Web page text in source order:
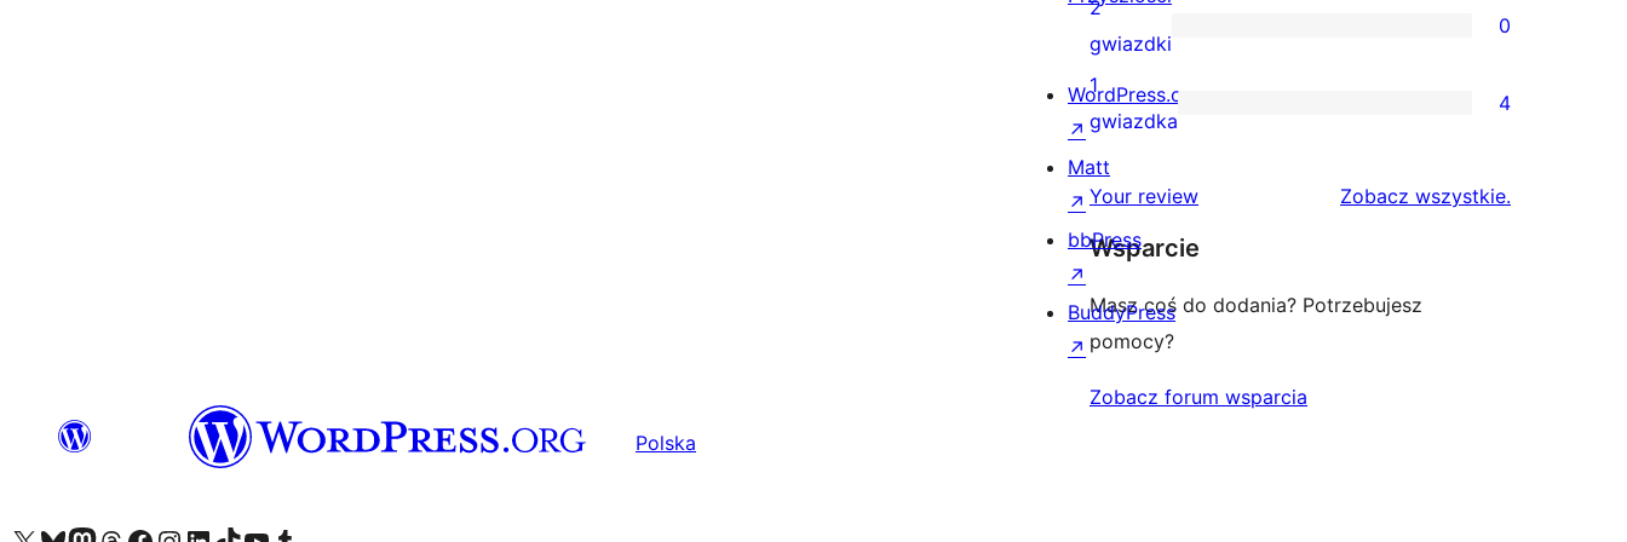
3-
gwiazdkowych
0
recenzji
2-
2
gwiazdki
0
4
recenzje
1-
gwiazdkowe
1
gwiazdka
4
Your review Zobacz wszystkierecenzje
.
Wsparcie
Masz coś do dodania? Potrzebujesz
pomocy?
Zobacz forum wsparcia
WordPress.com
↗
Matt
↗
bbPress
↗
BuddyPress
↗
Polska